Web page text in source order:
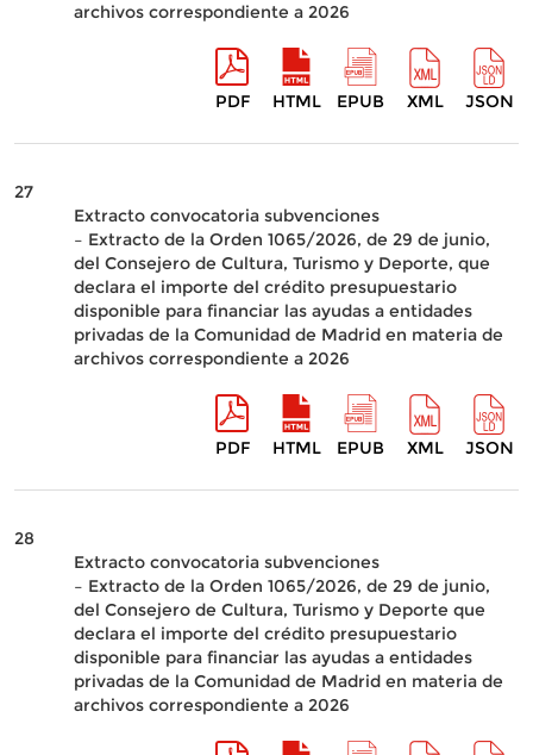
archivos correspondiente a 2026
PDF HTML EPUB XML JSON
27
Extracto convocatoria subvenciones
– Extracto de la Orden 1065/2026, de 29 de junio,
del Consejero de Cultura, Turismo y Deporte, que
declara el importe del crédito presupuestario
disponible para financiar las ayudas a entidades
privadas de la Comunidad de Madrid en materia de
archivos correspondiente a 2026
PDF HTML EPUB XML JSON
28
Extracto convocatoria subvenciones
– Extracto de la Orden 1065/2026, de 29 de junio,
del Consejero de Cultura, Turismo y Deporte que
declara el importe del crédito presupuestario
disponible para financiar las ayudas a entidades
privadas de la Comunidad de Madrid en materia de
archivos correspondiente a 2026